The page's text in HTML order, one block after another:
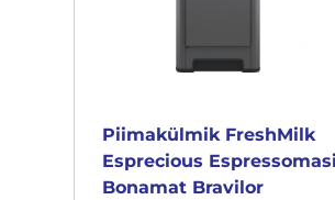
Piimakülmik FreshMilk
Esprecious
Bonamat Bravilor